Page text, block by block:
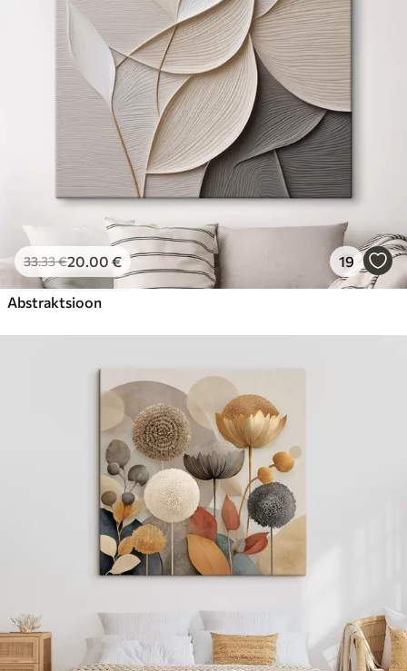
Hind Alates .00
33.33€20.00 € 19
Abstraktsioon